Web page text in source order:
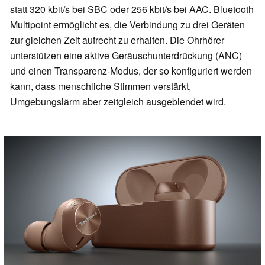
statt 320 kbit/s bei SBC oder 256 kbit/s bei AAC. Bluetooth
Multipoint ermöglicht es, die Verbindung zu drei Geräten
zur gleichen Zeit aufrecht zu erhalten. Die Ohrhörer
unterstützen eine aktive Geräuschunterdrückung (ANC)
und einen Transparenz-Modus, der so konfiguriert werden
kann, dass menschliche Stimmen verstärkt,
Umgebungslärm aber zeitgleich ausgeblendet wird.